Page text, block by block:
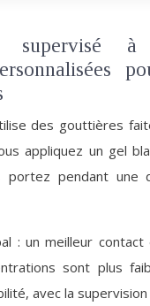
supervisé
des gouttières
appliquez un gel
pendant une
: un meilleur
sont plus
avec la supervision